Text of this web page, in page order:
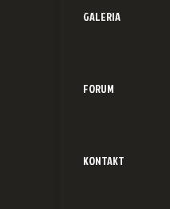
GALERIA
FORUM
KONTAKT